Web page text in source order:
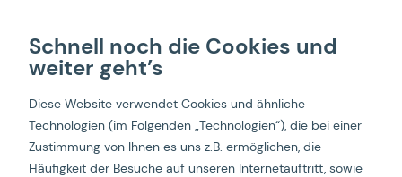
Schnell noch die Cookies und
weiter geht’s
Diese Website verwendet Cookies und ähnliche
Technologien (im Folgenden „Technologien“), die bei einer
Zustimmung von Ihnen es uns z.B. ermöglichen, die
Häufigkeit der Besuche auf unseren Internetauftritt, sowie
Fake Out Of Home
Starbucks